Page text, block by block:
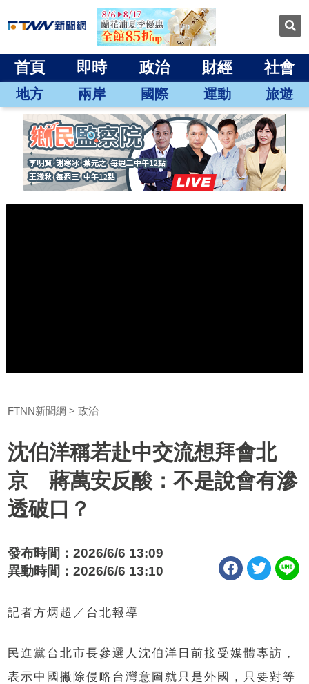
首頁 即時 政治 財經 社會
地方 兩岸 國際 運動 旅遊
FTNN新聞網 政治
沈伯洋稱若赴中交流想拜會北
京 蔣萬安反酸：不是說會有滲
透破口？
發布時間：2026/6/6 13:09
異動時間：2026/6/6 13:10
記者方炳超／台北報導
民進黨台北市長參選人沈伯洋日前接受媒體專訪，
表示中國撇除侵略台灣意圖就只是外國，只要對等